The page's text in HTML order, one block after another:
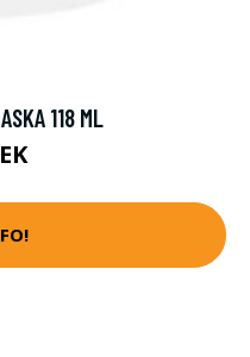
118 ML